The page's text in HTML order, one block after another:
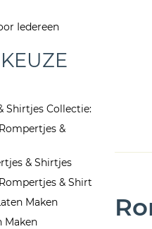
Iedereen
Shirtjes Collectie:
&
& Shirtjes
& Shirt
Maken
Maken